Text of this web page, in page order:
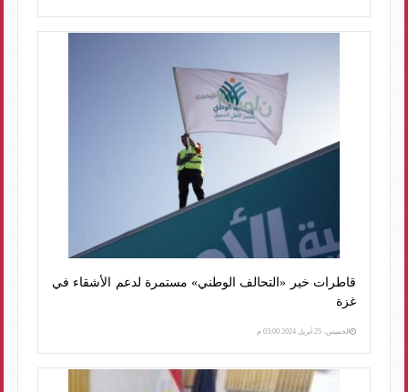
قاطرات خير «التحالف الوطني» مستمرة لدعم الأشقاء في
غزة
الخميس، 25 أبريل 2024 03:00 م